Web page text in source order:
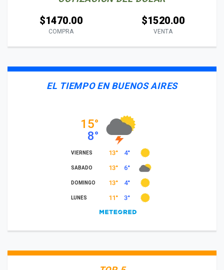
$1470.00
COMPRA
$1520.00
VENTA
EL TIEMPO EN BUENOS AIRES